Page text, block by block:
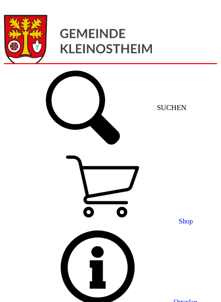
SUCHEN
Shop
Gemeinde + Service
Grußwort
Ortsplan